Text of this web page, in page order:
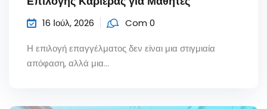
16 Ιούλ, 2026 Com 0
Η επιλογή επαγγέλματος δεν είναι μια στιγμιαία
απόφαση, αλλά μια...